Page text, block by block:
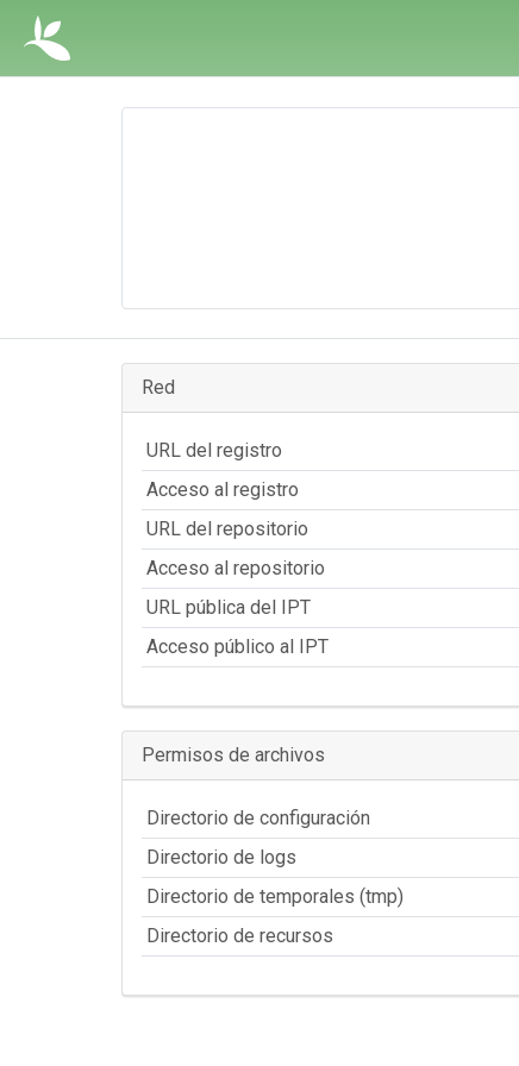
Red
URL del registro
Acceso al registro
URL del repositorio
Acceso al repositorio
URL pública del IPT
Acceso público al IPT
Permisos de archivos
Directorio de configuración
Directorio de logs
Directorio de temporales (tmp)
Directorio de recursos